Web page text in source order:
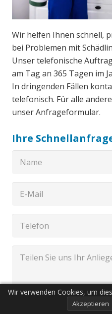
Wir helfen Ihnen schnell,
bei Problemen mit
Unser telefonische Auftragsannahme ist 24 Stunden
am Tag an 365 Tagen im Jahr zu für
In dringenden Fällen
telefonisch. Für alle
unser Anfrageformular.
Ihre
Wir verwenden Cookies, um
Akzeptieren